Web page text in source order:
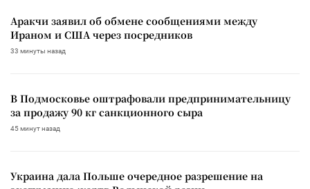
Аракчи заявил об обмене сообщениями между
Ираном и США через посредников
33 минуты назад
В Подмосковье оштрафовали предпринимательницу
за продажу 90 кг санкционного сыра
45 минут назад
Украина дала Польше очередное разрешение на